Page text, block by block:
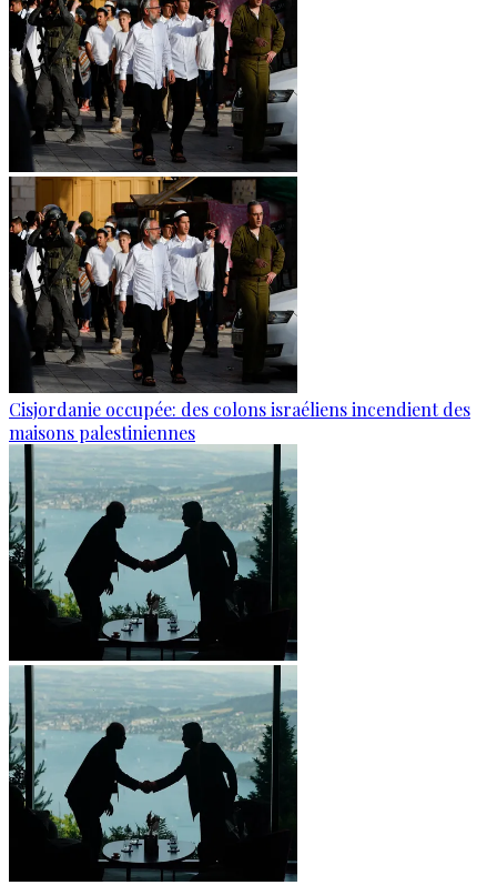
Cisjordanie occupée: des colons israéliens incendient des
maisons palestiniennes